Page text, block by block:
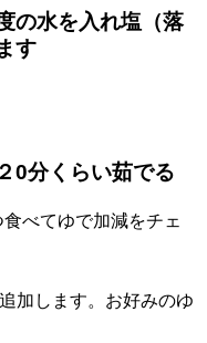
の水を入れ塩（落
す
0分くらい茹でる
べてゆで加減をチェ
加します。お好みのゆ